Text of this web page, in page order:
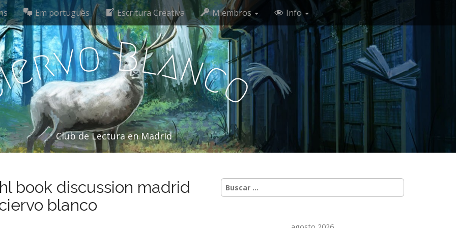
Em português Escritura Creativa Miembros Info
ervo Blanco
Club de Lectura en Madrid
book discussion madrid
blanco
Buscar: